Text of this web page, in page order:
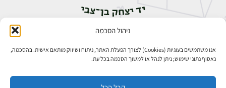
ניהול הסכמה
אנו משתמשים בעוגיות (Cookies) לצורך הפעלת האתר, ניתוח ושיווק מותאם אישית. בהסכמה,
נאסוף נתוני שימוש; ניתן לנהל או למשוך הסכמה בכל עת.
אבן גבירול 14, רחביה, ירושלים